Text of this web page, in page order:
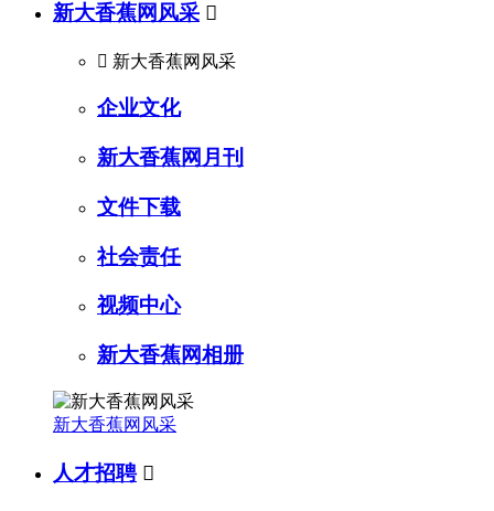
新大香蕉网风采 
 新大香蕉网风采
企业文化
新大香蕉网月刊
文件下载
社会责任
视频中心
新大香蕉网相册
新大香蕉网风采
人才招聘 